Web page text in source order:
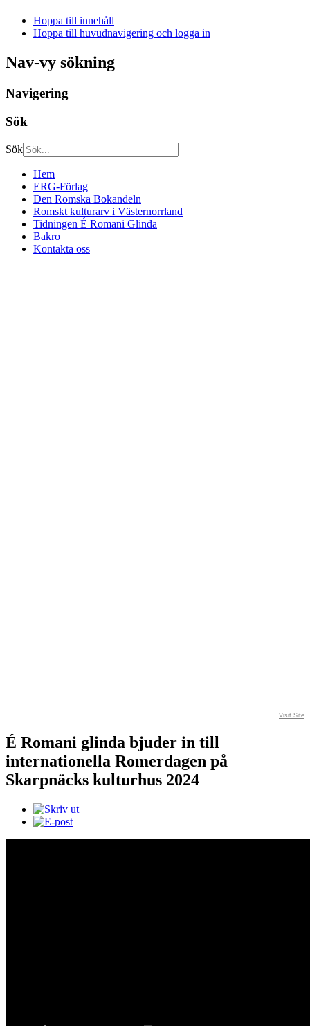
Hoppa till innehåll
Hoppa till huvudnavigering och logga in
Nav-vy sökning
Navigering
Sök
Sök
Hem
ERG-Förlag
Den Romska Bokandeln
Romskt kulturarv i Västernorrland
Tidningen É Romani Glinda
Bakro
Kontakta oss
Visit Site
É Romani glinda bjuder in till
internationella Romerdagen på
Skarpnäcks kulturhus 2024